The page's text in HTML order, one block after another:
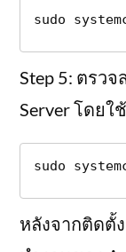
sudo
Step 5: ตรว
Server โดยใ
sudo
หลังจากติดตั้